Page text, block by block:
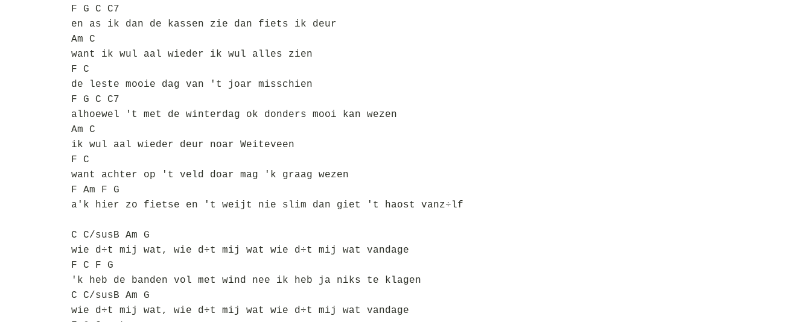
F G C C7
en as ik dan de kassen zie dan fiets ik deur
Am C
want ik wul aal wieder ik wul alles zien
F C
de leste mooie dag van 't joar misschien
F G C C7
alhoewel 't met de winterdag ok donders mooi kan wezen
Am C
ik wul aal wieder deur noar Weiteveen
F C
want achter op 't veld doar mag 'k graag wezen
F Am F G
a'k hier zo fietse en 't weijt nie slim dan giet 't haost vanz÷lf
C C/susB Am G
wie d÷t mij wat, wie d÷t mij wat wie d÷t mij wat vandage
F C F G
'k heb de banden vol met wind nee ik heb ja niks te klagen
C C/susB Am G
wie d÷t mij wat, wie d÷t mij wat wie d÷t mij wat vandage